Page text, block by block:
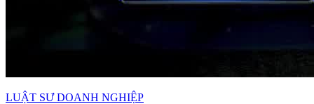
LUẬT SƯ DOANH NGHIỆP